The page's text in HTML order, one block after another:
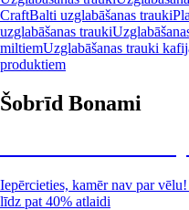
CraftBalti uzglabāšanas trauki
uzglabāšanas trauki
miltiemUzglabāšanas trauki
produktiem
Šobrīd Bonami
Iepērcieties, kamēr nav par
līdz pat 40% atlaidi